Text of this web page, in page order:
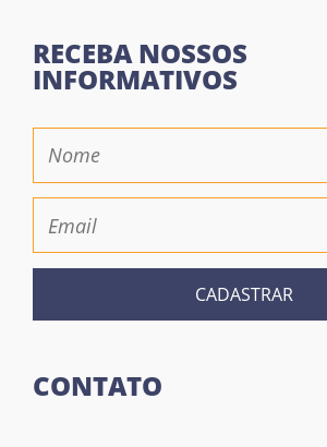
RECEBA NOSSOS
INFORMATIVOS
CADASTRAR
CONTATO